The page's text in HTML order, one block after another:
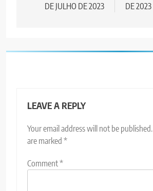
DE JULHO DE 2023
DE 2023
LEAVE A REPLY
Your email address will not be published.
are marked *
Comment*